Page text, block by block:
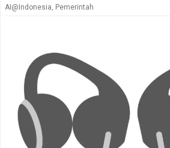
AI@Indonesia, Pemerintah